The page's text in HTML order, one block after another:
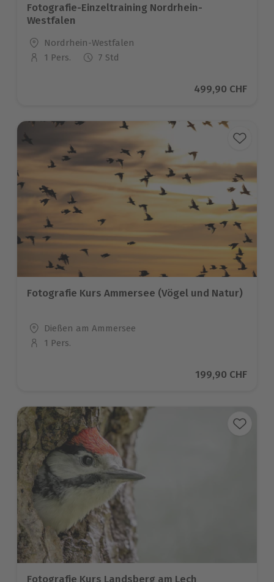
Fotografie-Einzeltraining Nordrhein-
Westfalen
Standort
Nordrhein-Westfalen
Anzahl der Teilnehmer
1 Pers. 7 Std
Aktueller Preis
499,90 CHF
Fotografie Kurs Ammersee (Vögel und Natur)
Standort
Dießen am Ammersee
Anzahl der Teilnehmer
1 Pers.
Aktueller Preis
199,90 CHF
Fotografie Kurs Landsberg am Lech